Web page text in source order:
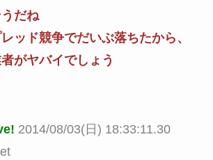
だね
ッド競争でだいぶ落ちたから、
がヤバイでしょう
2014/08/03(日) 18:33:11.30